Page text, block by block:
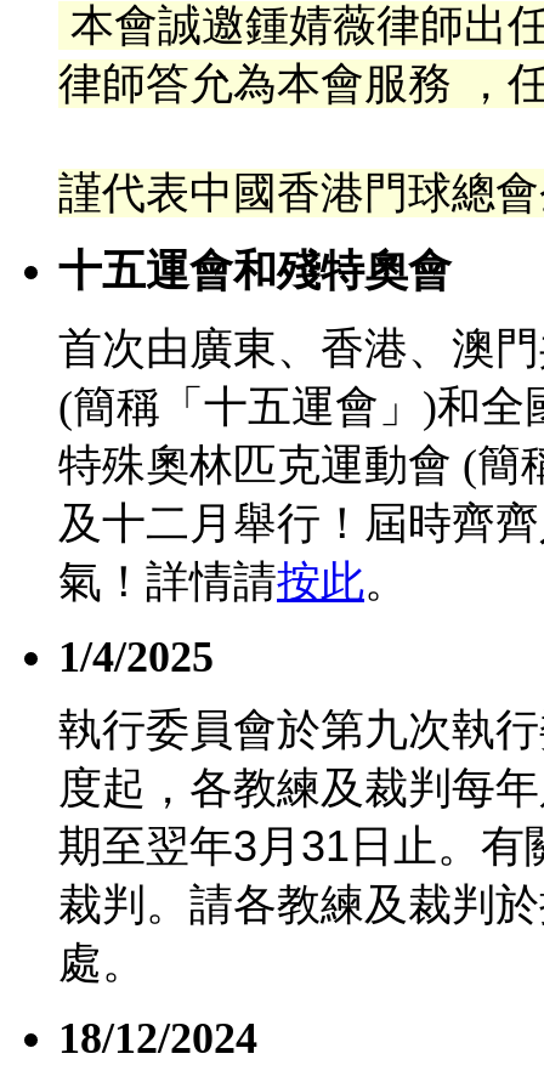
本會誠邀鍾婧薇律師出
律師答允為本會服務 ，
謹代表中國香港門球總
十五運會和殘特奧會
首次由廣東、香港、澳
(簡稱「十五運會」)和
特殊奧林匹克運動會 (簡
及十二月舉行！屆時齊
氣！詳情請按此。
1/4/2025
執行委員會於第九次執
度起，各教練及裁判每
期至翌年3月 31 日止。
裁判。請各教練及裁判
處。
18/12/2024